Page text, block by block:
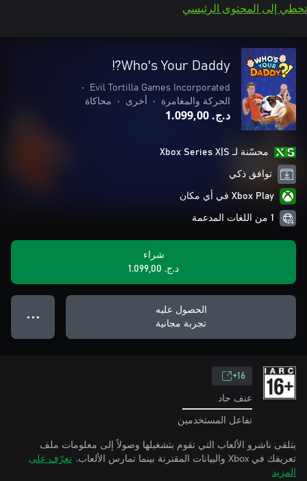
تخطي إلى المحتوى الرئيسي
Who's Your Daddy?!
Evil Tortilla Games Incorporated
•
الحركة والمغامرة
• أخرى • محاكاة
د.ج.‏ 1.099,00
محسّنة لـ Xbox Series X|S
توافق ذكي
Xbox Play في أي مكان
1 من اللغات المدعمة
شراء
د.ج.‏ 1.099,00
الحصول عليه
تجربة مجانية
● ● ●
16+
عنف حاد
تفاعل المستخدمين
يتلقى ناشرو الألعاب التي تقوم بتشغيلها وصولاً إلى معلومات ملف
تعريفك في Xbox والبيانات المقترنة بينما تمارس الألعاب.
تعرّف على
المزيد